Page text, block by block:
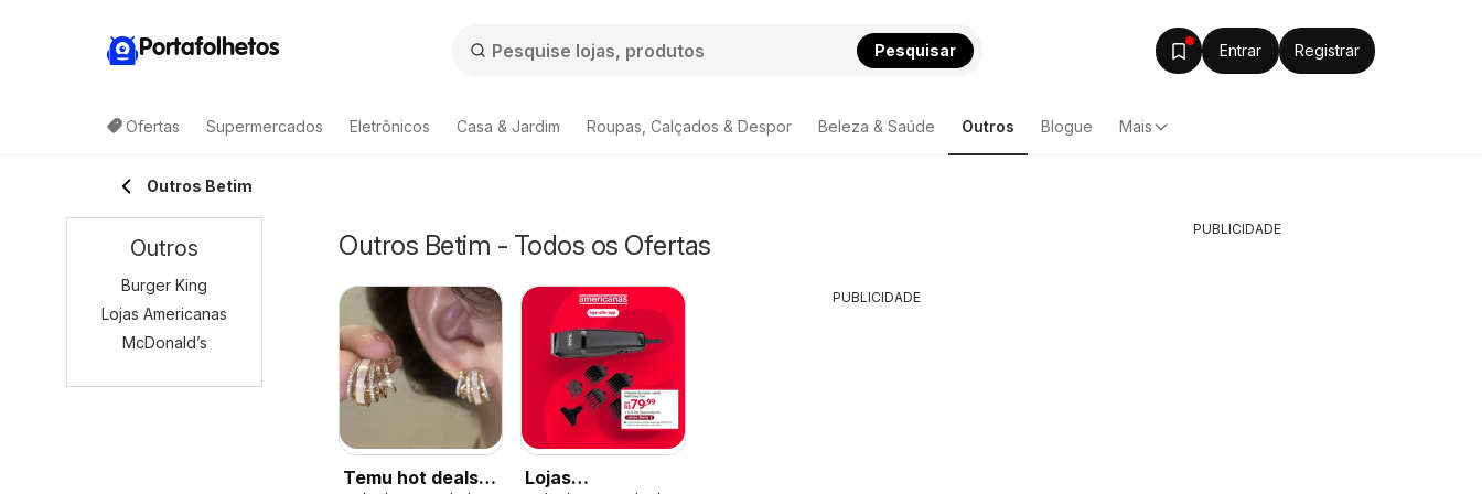
Portafolhetos Pesquisar Entrar Registrar
Ofertas Supermercados Eletrônicos Casa & Jardim Roupas, Calçados & Despor Beleza & Saúde Outros Blogue Mais
Outros Betim
Outros Betim - Todos os Ofertas
Temu hot deals –
Lojas
PUBLICIDADE
Outros
Burger King
Lojas Americanas
McDonald’s
PUBLICIDADE